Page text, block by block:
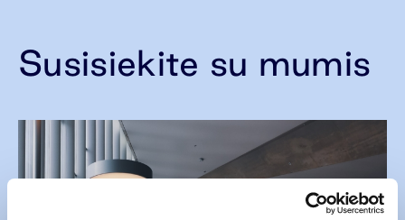
Susisiekite su mumis